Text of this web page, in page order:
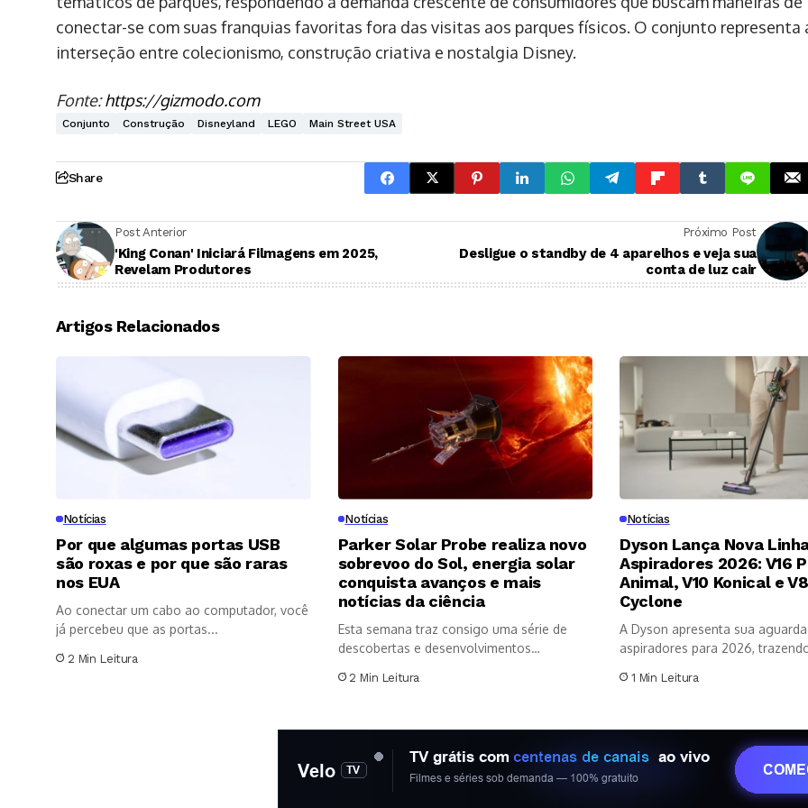
conectar-se com suas franquias favoritas fora das visitas aos parques físicos. O conjunto representa
interseção entre colecionismo, construção criativa e nostalgia Disney.
Fonte:https://gizmodo.com
Conjunto Construção Disneyland LEGO Main Street USA
Share
Post Anterior
'King Conan' Iniciará Filmagens em 2025,
Revelam Produtores
Próximo Post
Desligue o standby de 4 aparelhos e veja sua
conta de luz cair
Artigos Relacionados
Notícias
Por que algumas portas USB
são roxas e por que são raras
nos EUA
Ao conectar um cabo ao computador, você
já percebeu que as portas...
2 Min Leitura
Notícias
Parker Solar Probe realiza novo
sobrevoo do Sol, energia solar
conquista avanços e mais
notícias da ciência
Esta semana traz consigo uma série de
descobertas e desenvolvimentos
2 Min Leitura
Notícias
Dyson Lança Nova
Aspiradores 2026: V16
Animal, V10 Konical e V8
Cyclone
A Dyson apresenta sua
aspiradores para 2026,
1 Min Leitura